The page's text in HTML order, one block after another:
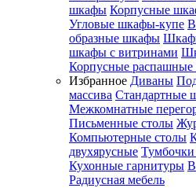
шкафы Корпусные
Угловые шкафы-купе
образные шкафы
шкафы с витринами
Корпусные
Избранное Диваны
массива Стандартные
Межкомнатные
Письменные столы
Компьютерные столы
двухярусные
Кухонные гарнитуры
Радиусная мебель